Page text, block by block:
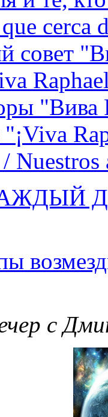
cerca
совет
"Вива
Nuestros
с